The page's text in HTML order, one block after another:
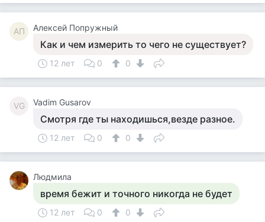
АП Алексей Попружный
Как и чем измерить то чего не существует?
12 лет 0 0
VG Vadim Gusarov
Смотря где ты находишься,везде разное.
12 лет 0 0
Людмила
время бежит и точного никогда не будет
12 лет 0 0